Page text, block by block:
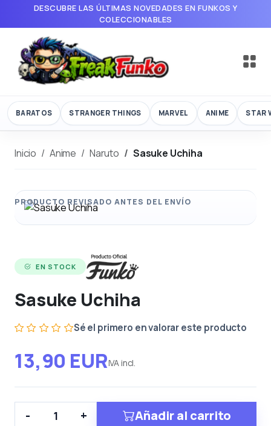
DESCUBRE LAS ÚLTIMAS NOVEDADES EN FUNKOS Y
COLECCIONABLES
BARATOS STRANGER THINGS MARVEL ANIME STAR
Inicio Anime Naruto Sasuke Uchiha
EN STOCK
Sasuke Uchiha
Sé el primero en valorar este producto
13,90 EURIVA incl.
- + Añadir al carrito